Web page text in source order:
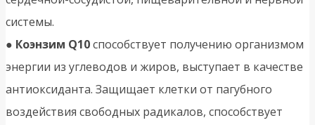
системы.
● Коэнзим Q10способствует получению организмом
энергии из углеводов и жиров, выступает в качестве
антиоксиданта. Защищает клетки от пагубного
воздействия свободных радикалов, способствует